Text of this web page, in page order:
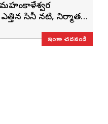
సినీ నటి, నిర్మాత
ఇంకా చదవండి